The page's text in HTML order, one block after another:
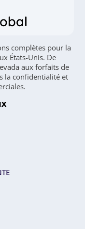
complètes pour la
États-Unis. De
aux forfaits de
la confidentialité et